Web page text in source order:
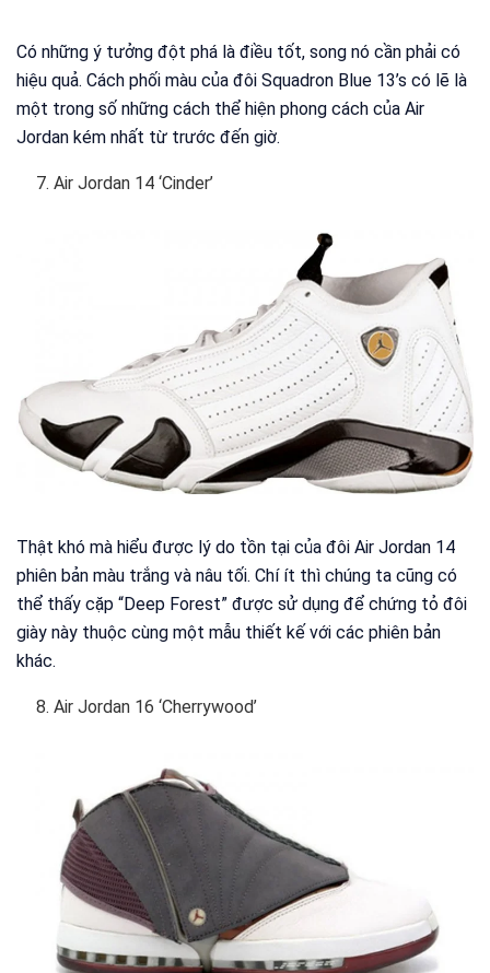
Có những ý tưởng đột phá là điều tốt, song nó cần phải có
hiệu quả. Cách phối màu của đôi Squadron Blue 13’s có lẽ là
một trong số những cách thể hiện phong cách của Air
Jordan kém nhất từ trước đến giờ.
Air Jordan 14 ‘Cinder’
Thật khó mà hiểu được lý do tồn tại của đôi Air Jordan 14
phiên bản màu trắng và nâu tối. Chí ít thì chúng ta cũng có
thể thấy cặp “Deep Forest” được sử dụng để chứng tỏ đôi
giày này thuộc cùng một mẫu thiết kế với các phiên bản
khác.
Air Jordan 16 ‘Cherrywood’